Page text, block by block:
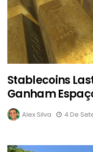
Stablecoins
Ganham
Alex Silva 4 De